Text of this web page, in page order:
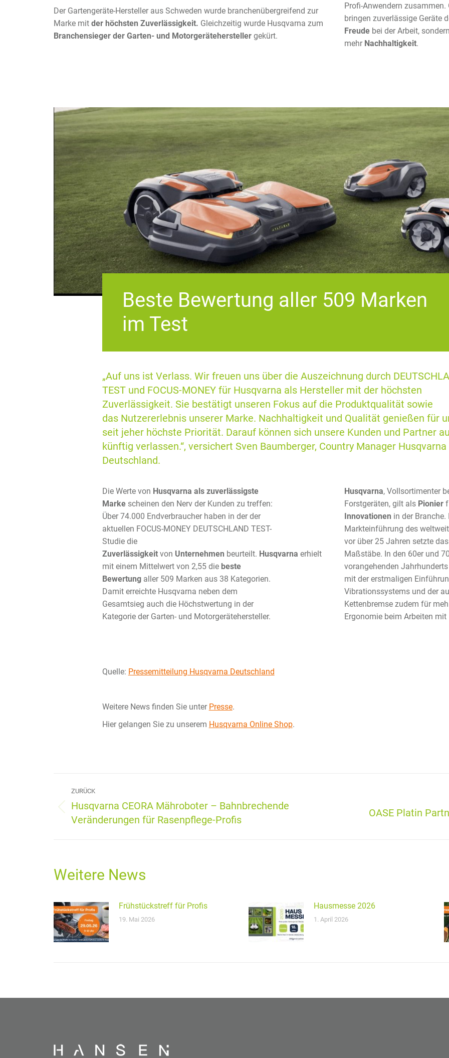
Der Gartengeräte-Hersteller aus Schweden wurde branchenübergreifend zur
Marke mit der höchsten Zuverlässigkeit. Gleichzeitig wurde Husqvarna zum
Branchensieger der Garten- und Motorgerätehersteller gekürt.
Profi-Anwendern
bringen zuverlässige Geräte
Freude bei der Arbeit,
mehr Nachhaltigkeit.
Beste Bewertung aller 509 Marken
im Test
„Auf uns ist Verlass. Wir freuen uns über die Auszeichnung durch
TEST und FOCUS-MONEY für Husqvarna als Hersteller mit der höchsten
Zuverlässigkeit. Sie bestätigt unseren Fokus auf die Produktqualität sowie
das Nutzererlebnis unserer Marke. Nachhaltigkeit und Qualität genießen für
seit jeher höchste Priorität. Darauf können sich unsere Kunden und Partner
künftig verlassen.“, versichert Sven Baumberger, Country Manager Husqvarna
Deutschland.
Die Werte von Husqvarna als zuverlässigste
Markescheinen den Nerv der Kunden zu treffen:
Über 74.000 Endverbraucher haben in der der
aktuellen FOCUS-MONEY DEUTSCHLAND TEST-
Studie die
Zuverlässigkeit von Unternehmen beurteilt. Husqvarna erhielt
mit einem Mittelwert von 2,55 die beste
Bewertung aller 509 Marken aus 38 Kategorien.
Damit erreichte Husqvarna neben dem
Gesamtsieg auch die Höchstwertung in der
Kategorie der Garten- und Motorgerätehersteller.
Husqvarna, Vollsortimenter
Forstgeräten, gilt als Pionier
Innovationen in der
Markteinführung des
vor über 25 Jahren setzte
Maßstäbe. In den 60er und
vorangehenden
mit der erstmaligen
Vibrationssystems und der
Kettenbremse zudem für
Ergonomie beim Arbeiten mit
Quelle: Pressemitteilung Husqvarna Deutschland
Weitere News finden Sie unter Presse.
Hier gelangen Sie zu unserem Husqvarna Online Shop.
Kommentarnavigation
ZURÜCK
Vorheriger
Beitrag:
Husqvarna CEORA Mähroboter – Bahnbrechende
Veränderungen für Rasenpflege-Profis
NächsterOASE Platin
Weitere News
Frühstückstreff für Profis
19. Mai 2026
Hausmesse 2026
1. April 2026